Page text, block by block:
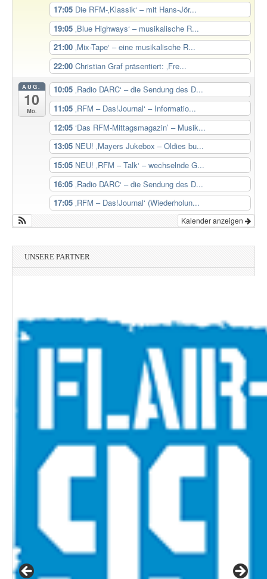
17:05 Die RFM-‚Klassik‘ – mit Hans-Jör...
19:05 ‚Blue Highways‘ – musikalische R...
21:00 ‚Mix-Tape‘ – eine musikalische R...
22:00 Christian Graf präsentiert: ‚Fre...
AUG.
10
Mo.
10:05 ‚Radio DARC‘ – die Sendung des D...
11:05 ‚RFM – Das!Journal‘ – Informatio...
12:05 ‘Das RFM-Mittagsmagazin’ – Musik...
13:05 NEU! ‚Mayers Jukebox – Oldies bu...
15:05 NEU! ‚RFM – Talk‘ – wechselnde G...
16:05 ‚Radio DARC‘ – die Sendung des D...
17:05 ‚RFM – Das!Journal‘ (Wiederholun...
Kalender anzeigen
UNSERE PARTNER